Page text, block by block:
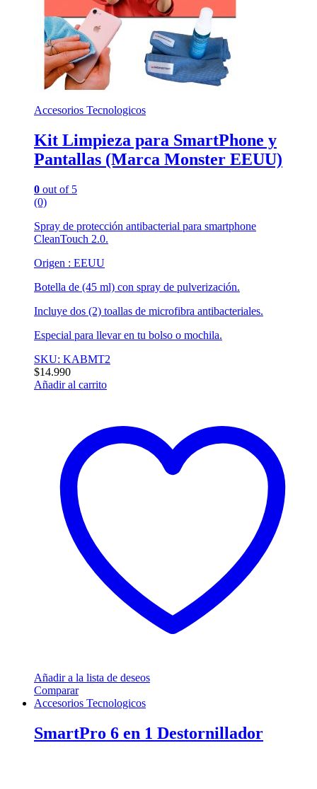
Accesorios Tecnologicos
Kit Limpieza para SmartPhone y
Pantallas (Marca Monster EEUU)
0 out of 5
(0)
Spray de protección antibacterial para smartphone
CleanTouch 2.0.
Origen : EEUU
Botella de (45 ml) con spray de pulverización.
Incluye dos (2) toallas de microfibra antibacteriales.
Especial para llevar en tu bolso o mochila.
SKU: KABMT2
$14.990
Añadir al carrito
Añadir a la lista de deseos
Comparar
Accesorios Tecnologicos
SmartPro 6 en 1 Destornillador